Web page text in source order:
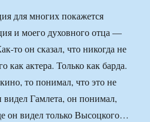
для многих покажется
и моего духовного отца —
то он сказал, что никогда не
как актера. Только как барда.
то понимал, что это не
видел Гамлета, он понимал,
он видел только Высоцкого…